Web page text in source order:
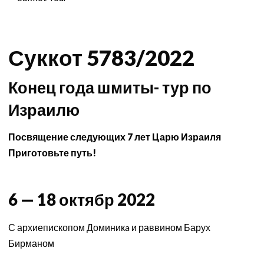
Суккот 5783/2022
Конец года шмиты- тур по
Израилю
Посвящение следующих 7 лет Царю Израиля
Приготовьте путь!
6 — 18 октябр 2022
С архиепископом Доминикa и раввином Барух
Бирманом